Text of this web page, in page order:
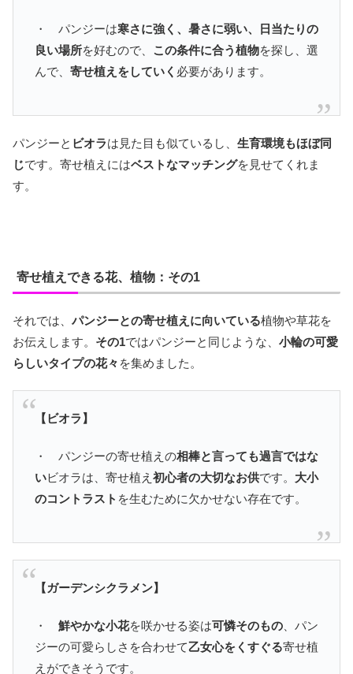
・ パンジーは寒さに強く、暑さに弱い、日当たりの
良い場所を好むので、 この条件に合う植物を探し、選
んで、 寄せ植えをしていく 必要があります。
パンジーと ビオラは見た目も似ているし、 生育環境もほぼ同
じです。寄せ植えにはベストなマッチングを見せてくれま
す。
寄せ植えできる花、植物：その1
それでは、 パンジーとの寄せ植えに向いている植物や草花を
お伝えします。 その1ではパンジーと同じような、 小輪の可愛
らしいタイプの花々 を集めました。
【ビオラ】
・ パンジーの寄せ植えの相棒と言っても過言ではな
いビオラは、寄せ植え 初心者の大切なお供です。 大小
のコントラスト を生むために欠かせない存在です。
【ガーデンシクラメン】
・ 鮮やかな小花を咲かせる姿は可憐そのもの 、パン
ジーの可愛らしさを合わせて乙女心をくすぐる寄せ植
えができそうです。